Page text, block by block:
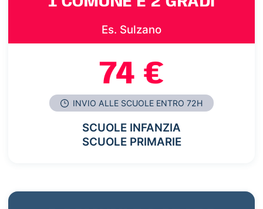
Es. Sulzano
74 €
INVIO ALLE SCUOLE ENTRO 72H
SCUOLE INFANZIA
SCUOLE PRIMARIE